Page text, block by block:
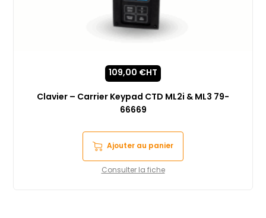
Clavier – Carrier Keypad CTD ML2i & ML3 79-
66669
109,00 €HT
Ajouter au panier
Consulter la fiche